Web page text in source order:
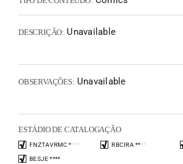
DESCRIÇÃO: Unavailable
OBSERVAÇÕES: Unavailable
ESTÁDIO DE CATALOGAÇÃO
FNZTAVRMC **** RBCIRA ****
BESJE ****